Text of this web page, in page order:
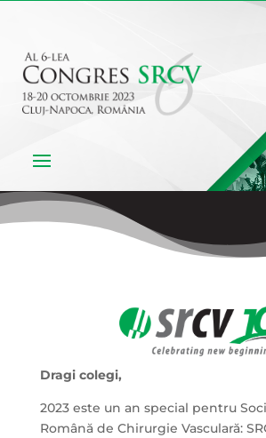
Dragi colegi,
2023 este un an special pentru
Română de Chirurgie Vasculară: